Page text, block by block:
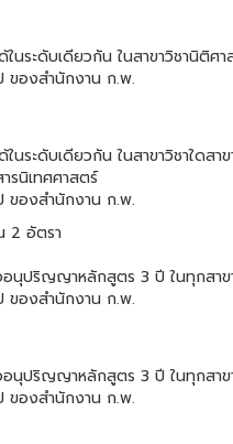
ระดับเดียวกัน ในสาขาวิชานิติศา
ของสำนักงาน ก.พ.
ะดับเดียวกัน ในสาขาวิชาใดส
รนิเทศศาสตร์
ของสำนักงาน ก.พ.
2 อัตรา
นุปริญญาหลักสูตร 3 ปี ในทุกสาข
ของสำนักงาน ก.พ.
นุปริญญาหลักสูตร 3 ปี ในทุกสาข
ของสำนักงาน ก.พ.